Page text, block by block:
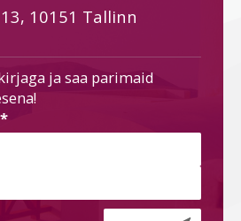
10151 Tallinn
ja saa parimaid
*